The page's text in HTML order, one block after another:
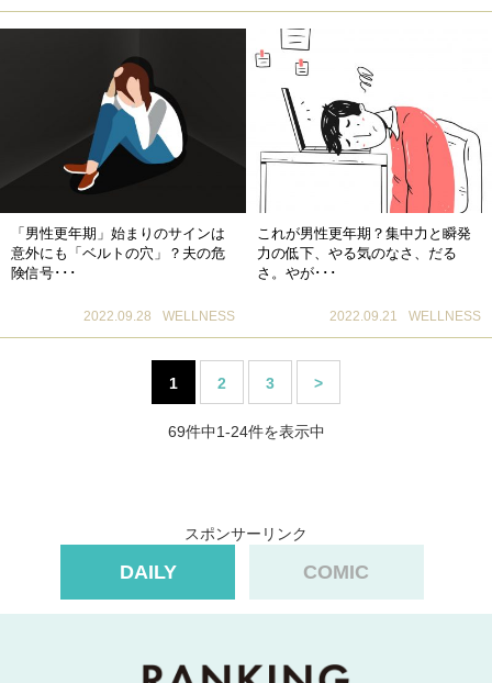
「男性更年期」始まりのサインは
意外にも「ベルトの穴」？夫の危
険信号･･･
2022.09.28 WELLNESS
これが男性更年期？集中力と瞬発
力の低下、やる気のなさ、だる
さ。やが･･･
2022.09.21 WELLNESS
1 2 3 >
69件中1-24件を表示中
スポンサーリンク
DAILY COMIC